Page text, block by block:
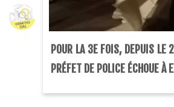
POUR LA 3E FOIS, DEPUIS LE
PRÉFET DE POLICE ÉCHOUE À